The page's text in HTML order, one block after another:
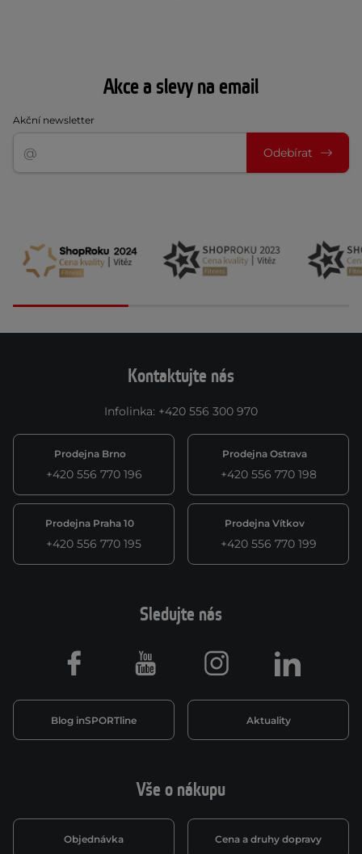
Akce a slevy na email
Akční newsletter
Odebírat
Kontaktujte nás
Infolinka: +420 556 300 970
Prodejna Brno
+420 556 770 196
Prodejna Ostrava
+420 556 770 198
Prodejna Praha 10
+420 556 770 195
Prodejna Vítkov
+420 556 770 199
Vše o nákupu
Objednávka Cena a druhy dopravy
Sledujte nás
Blog inSPORTline Aktuality
Facebook Youtube Instagram LinkedIn